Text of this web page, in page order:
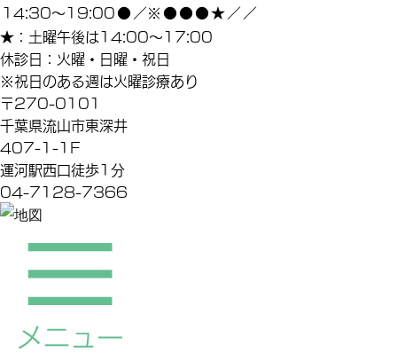
14:30～19:00●／※ ●●●★／／
★：土曜午後は14:00～17:00
休診日：火曜・日曜・祝日
※祝日のある週は火曜診療あり
〒270-0101
千葉県流山市東深井
407-1-1F
運河駅西口徒歩1分
04-7128-7366